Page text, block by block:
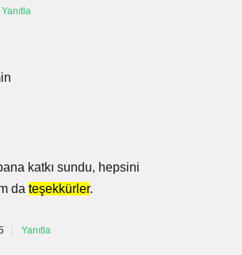
Yanıtla
katkı sundu, hepsini
da teşekkürler.
Yanıtla